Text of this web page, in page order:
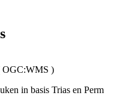
OGC:WMS )
in basis Trias en Perm